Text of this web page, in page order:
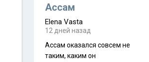
Ассам
Elena Vasta
12 дней назад
Ассам оказался совсем не
таким, каким он